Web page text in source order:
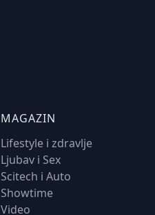
MAGAZIN
Lifestyle i zdravlje
Ljubav i Sex
Scitech i Auto
Showtime
Video